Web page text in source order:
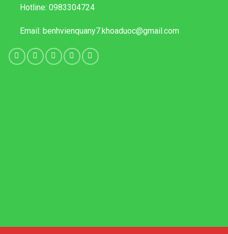
Hotline: 0983304724
Email: benhvienquany7.khoaduoc@gmail.com